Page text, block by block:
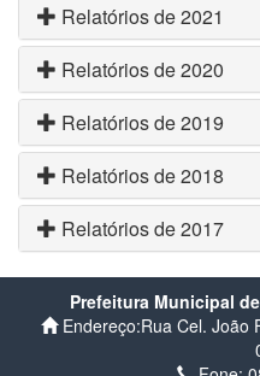
Relatórios de 2021
Relatórios de 2020
Relatórios de 2019
Relatórios de 2018
Relatórios de 2017
Prefeitura Municipal
Endereço:Rua Cel. João